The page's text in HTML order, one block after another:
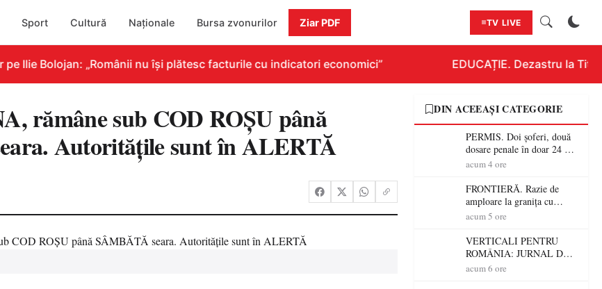
Sport Cultură Naționale Bursa zvonurilor Ziar PDF TV LIVE
Ilie Bolojan: „Românii nu își plătesc facturile cu indicatori economici” EDUCAȚIE. Dezastru la
rămâne sub COD ROŞU până
Autorităţile sunt în ALERTĂ
DIN ACEEAȘI CATEGORIE
PERMIS. Doi șoferi, două
dosare penale în doar 24 de
ore la Petea! Unul avea
nu a avut niciodată permis
acum 4 ore
FRONTIERĂ. Razie de
amploare la granița cu
Ungaria! 800 de persoane și
verificate
acum 5 ore
VERTICALI PENTRU
ROMÂNIA: JURNAL DE
CĂLĂTORIE FIJET
acum 6 ore